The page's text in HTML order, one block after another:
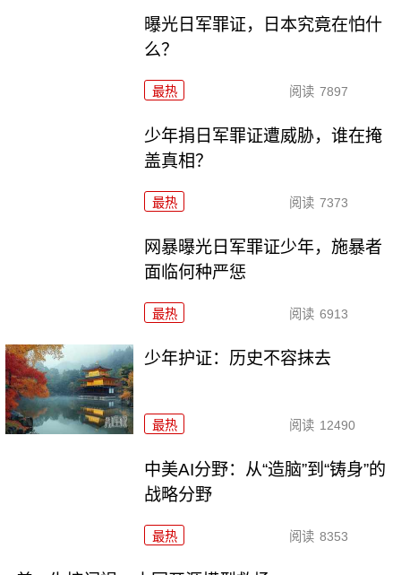
曝光日军罪证，日本究竟在怕什
么？
最热 阅读 7897
少年捐日军罪证遭威胁，谁在掩
盖真相？
最热 阅读 7373
网暴曝光日军罪证少年，施暴者
面临何种严惩
最热 阅读 6913
少年护证：历史不容抹去
最热 阅读 12490
中美AI分野：从“造脑”到“铸身”的
战略分野
最热 阅读 8353